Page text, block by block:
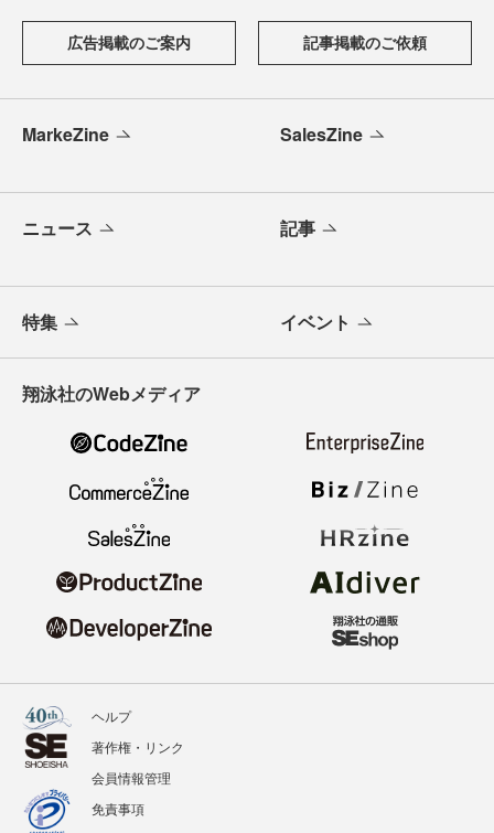
広告掲載のご案内 記事掲載のご依頼
MarkeZine SalesZine
ニュース 記事
特集 イベント
翔泳社のWebメディア
ヘルプ
著作権・リンク
会員情報管理
免責事項